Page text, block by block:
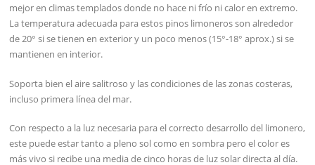
mejor en climas templados donde no hace ni frío ni calor en extremo.
La temperatura adecuada para estos pinos limoneros son alrededor
de 20° si se tienen en exterior y un poco menos (15°-18° aprox.) si se
mantienen en interior.
Soporta bien el aire salitroso y las condiciones de las zonas costeras,
incluso primera línea del mar.
Con respecto a la luz necesaria para el correcto desarrollo del limonero,
este puede estar tanto a pleno sol como en sombra pero el color es
más vivo si recibe una media de cinco horas de luz solar directa al día.